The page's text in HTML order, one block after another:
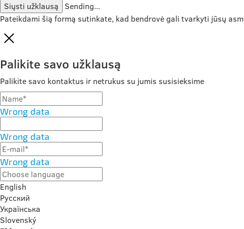
Siųsti užklausą
Sending...
Pateikdami šią formą sutinkate, kad bendrovė gali tvarkyti jūsų
Palikite savo užklausą
Palikite savo kontaktus ir netrukus su jumis susisieksime
Wrong data
Wrong data
Wrong data
English
Русский
Українська
Slovenský